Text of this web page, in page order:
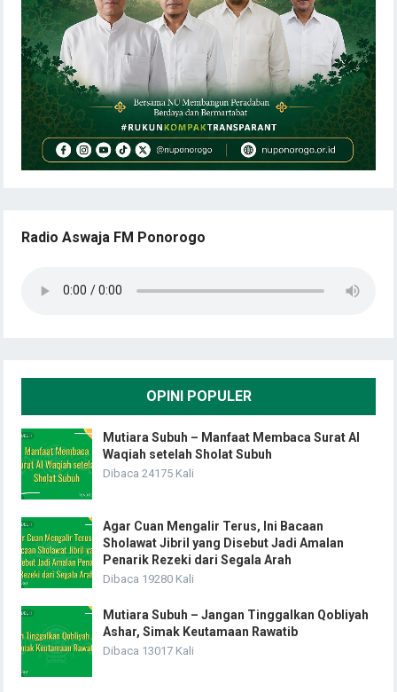
Radio Aswaja FM Ponorogo
OPINI POPULER
Mutiara Subuh – Manfaat Membaca Surat Al
Waqiah setelah Sholat Subuh
Dibaca 24175 Kali
Agar Cuan Mengalir Terus, Ini Bacaan
Sholawat Jibril yang Disebut Jadi Amalan
Penarik Rezeki dari Segala Arah
Dibaca 19280 Kali
Mutiara Subuh – Jangan Tinggalkan Qobliyah
Ashar, Simak Keutamaan Rawatib
Dibaca 13017 Kali